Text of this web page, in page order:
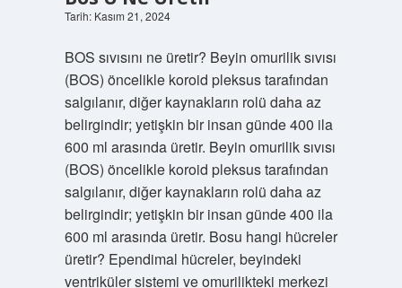
Tarih: Kasım 21, 2024
BOS sıvısını ne üretir? Beyin omurilik sıvısı
(BOS) öncelikle koroid pleksus tarafından
salgılanır, diğer kaynakların rolü daha az
belirgindir; yetişkin bir insan günde 400 ila
600 ml arasında üretir. Beyin omurilik sıvısı
(BOS) öncelikle koroid pleksus tarafından
salgılanır, diğer kaynakların rolü daha az
belirgindir; yetişkin bir insan günde 400 ila
600 ml arasında üretir. Bosu hangi hücreler
üretir? Ependimal hücreler, beyindeki
ventriküler sistemi ve omurilikteki merkezi